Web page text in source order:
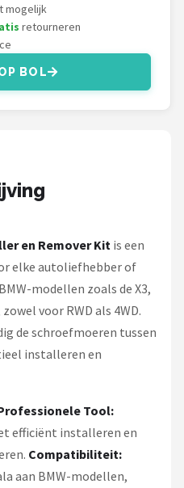
mogelijk
retourneren
BOL
en Remover Kit is een
elke autoliefhebber of
modellen zoals de X3,
zowel voor RWD als 4WD.
de schroefmoeren tussen
installeren en
Tool:
efficiënt installeren en
Compatibiliteit:
aan BMW-modellen,